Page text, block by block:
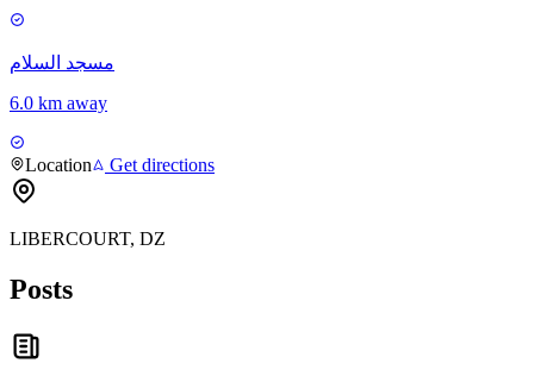
مسجد السلام
6.0 km away
Location Get directions
LIBERCOURT, DZ
Posts